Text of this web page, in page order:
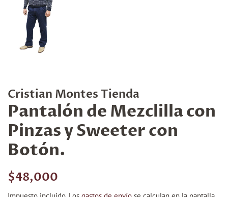
Cristian Montes Tienda
Pantalón de Mezclilla con
Pinzas y Sweeter con
Botón.
Precio
$48,000